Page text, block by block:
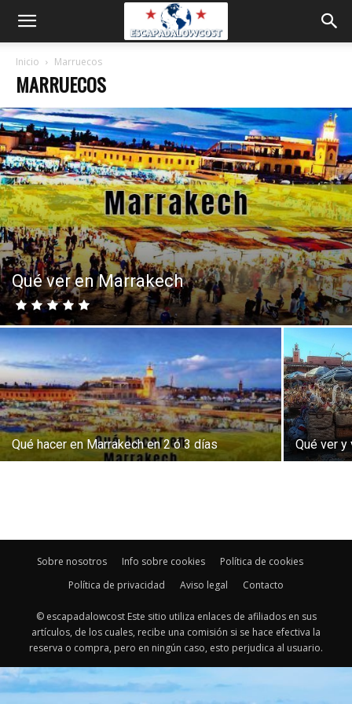
Inicio Marruecos
MARRUECOS
Qué ver en Marrakech
Qué hacer en Marrakech en 2 ó 3 días Qué ver
Sobre nosotros Info sobre cookies
Política de cookies
Política de privacidad
Aviso legal Contacto
© escapadalowcost Este sitio utiliza enlaces de afiliados en sus
artículos, de los cuales, recibe una comisión si se hace efectiva la
reserva o compra, pero en ningún caso, esto perjudica al usuario.